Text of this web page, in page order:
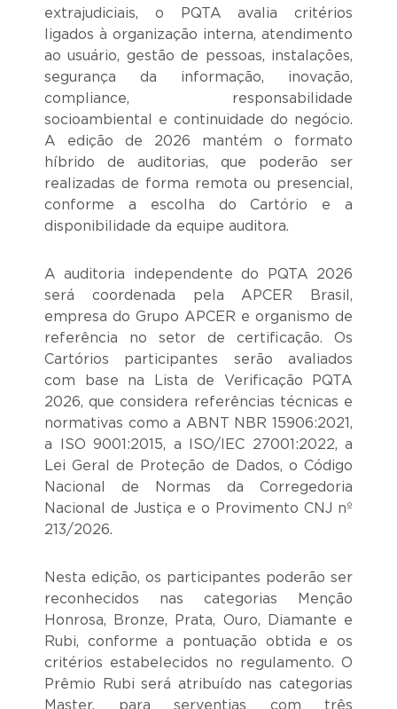
extrajudiciais, o PQTA avalia critérios
ligados à organização interna, atendimento
ao usuário, gestão de pessoas, instalações,
segurança da informação, inovação,
compliance, responsabilidade
socioambiental e continuidade do negócio.
A edição de 2026 mantém o formato
híbrido de auditorias, que poderão ser
realizadas de forma remota ou presencial,
conforme a escolha do Cartório e a
disponibilidade da equipe auditora.
A auditoria independente do PQTA 2026
será coordenada pela APCER Brasil,
empresa do Grupo APCER e organismo de
referência no setor de certificação. Os
Cartórios participantes serão avaliados
com base na Lista de Verificação PQTA
2026, que considera referências técnicas e
normativas como a ABNT NBR 15906:2021,
a ISO 9001:2015, a ISO/IEC 27001:2022, a
Lei Geral de Proteção de Dados, o Código
Nacional de Normas da Corregedoria
Nacional de Justiça e o Provimento CNJ nº
213/2026.
Nesta edição, os participantes poderão ser
reconhecidos nas categorias Menção
Honrosa, Bronze, Prata, Ouro, Diamante e
Rubi, conforme a pontuação obtida e os
critérios estabelecidos no regulamento. O
Prêmio Rubi será atribuído nas categorias
Master, para serventias com três